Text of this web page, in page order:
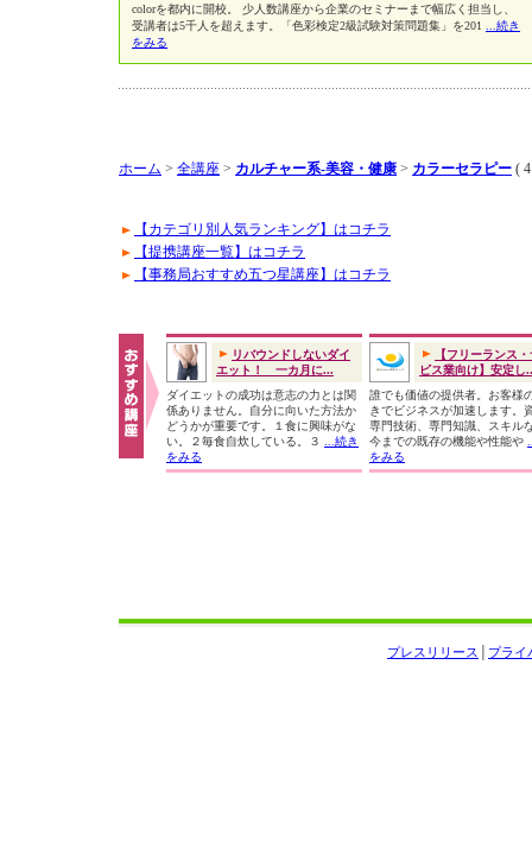
colorを都内に開校。 少人数講座から企業のセミナーまで幅広く担当し、
受講者は5千人を超えます。「色彩検定2級試験対策問題集」を201
...続き
をみる
ホーム > 全講座 > カルチャー系-美容・健康 > カラーセラピー (
【カテゴリ別人気ランキング】はコチラ
【提携講座一覧】はコチラ
【事務局おすすめ五つ星講座】はコチラ
リバウンドしないダイ
エット！ 一カ月に...
ダイエットの成功は意志の力とは関
係ありません。自分に向いた方法か
どうかが重要です。１食に興味がな
い。２毎食自炊している。３
...続き
をみる
【フリーランス
ビス業向け】安定し
誰でも価値の提供者。お客様
きでビジネスが加速します。
専門技術、専門知識、スキル
今までの既存の機能や性能や
をみる
プライ
プレスリリース